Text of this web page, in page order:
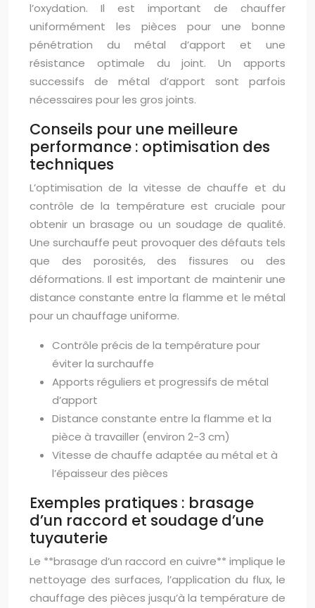
l’oxydation. Il est important de chauffer
uniformément les pièces pour une bonne
pénétration du métal d’apport et une
résistance optimale du joint. Un apports
successifs de métal d’apport sont parfois
nécessaires pour les gros joints.
Conseils pour une meilleure
performance : optimisation des
techniques
L’optimisation de la vitesse de chauffe et du
contrôle de la température est cruciale pour
obtenir un brasage ou un soudage de qualité.
Une surchauffe peut provoquer des défauts tels
que des porosités, des fissures ou des
déformations. Il est important de maintenir une
distance constante entre la flamme et le métal
pour un chauffage uniforme.
Contrôle précis de la température pour
éviter la surchauffe
Apports réguliers et progressifs de métal
d’apport
Distance constante entre la flamme et la
pièce à travailler (environ 2-3 cm)
Vitesse de chauffe adaptée au métal et à
l’épaisseur des pièces
Exemples pratiques : brasage
d’un raccord et soudage d’une
tuyauterie
Le **brasage d’un raccord en cuivre** implique le
nettoyage des surfaces, l’application du flux, le
chauffage des pièces jusqu’à la température de